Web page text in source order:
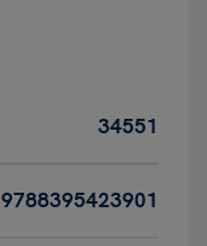
34551
9788395423901